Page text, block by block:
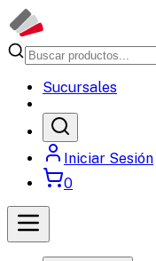
Sucursales
Iniciar Sesión
0